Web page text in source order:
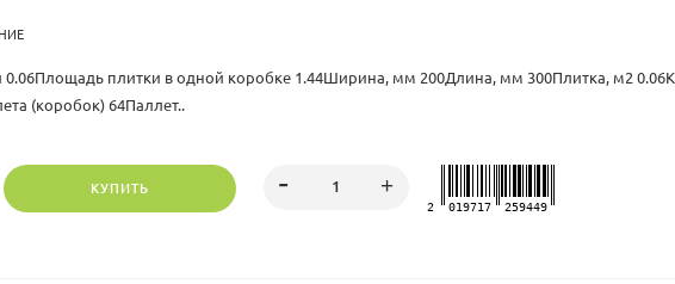
плитки в одной коробке 1.44Ширина, мм 200Длина, мм 300Плитка, м2
(коробок) 64Паллет..
КУПИТЬ
2 019717 259449